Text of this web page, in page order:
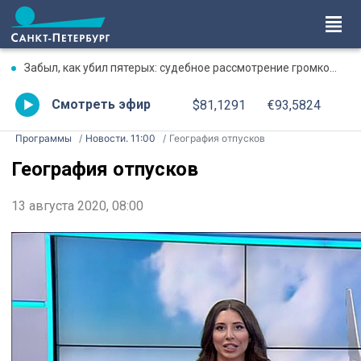
Забыл, как убил пятерых: судебное рассмотрение громкого дела о массовом убийстве в Липной Горке приостановлено
Смотреть эфир $81,1291 €93,5824
Программы Новости. 11:00 География отпусков
География отпусков
13 августа 2020, 08:00